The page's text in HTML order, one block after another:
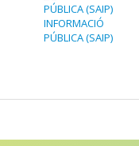
INFORMACIÓ
PÚBLICA (SAIP)